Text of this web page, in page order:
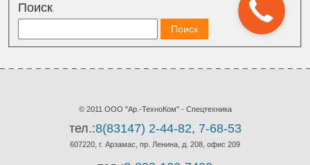
Поиск
© 2011 ООО "Ар.-ТехноКом" - Спецтехника
тел.:8(83147) 2-44-82, 7-68-53
607220, г. Арзамас, пр. Ленина, д. 208, офис 209